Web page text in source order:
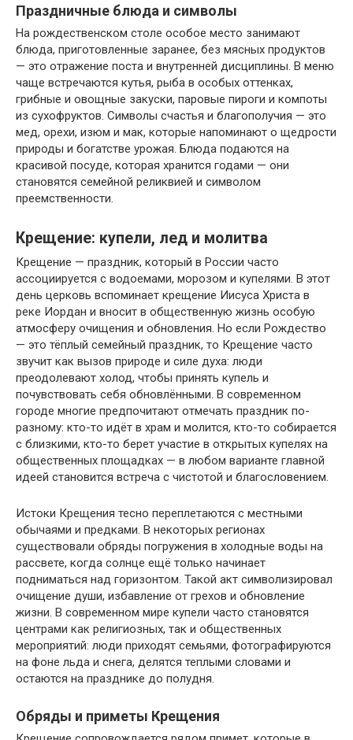
Праздничные блюда и символы
На рождественском столе особое место занимают
блюда, приготовленные заранее, без мясных продуктов
— это отражение поста и внутренней дисциплины. В меню
чаще встречаются кутья, рыба в особых оттенках,
грибные и овощные закуски, паровые пироги и компоты
из сухофруктов. Символы счастья и благополучия — это
мед, орехи, изюм и мак, которые напоминают о щедрости
природы и богатстве урожая. Блюда подаются на
красивой посуде, которая хранится годами — они
становятся семейной реликвией и символом
преемственности.
Крещение: купели, лед и молитва
Крещение — праздник, который в России часто
ассоциируется с водоемами, морозом и купелями. В этот
день церковь вспоминает крещение Иисуса Христа в
реке Иордан и вносит в общественную жизнь особую
атмосферу очищения и обновления. Но если Рождество
— это тёплый семейный праздник, то Крещение часто
звучит как вызов природе и силе духа: люди
преодолевают холод, чтобы принять купель и
почувствовать себя обновлёнными. В современном
городе многие предпочитают отмечать праздник по-
разному: кто-то идёт в храм и молится, кто-то собирается
с близкими, кто-то берет участие в открытых купелях на
общественных площадках — в любом варианте главной
идеей становится встреча с чистотой и благословением.
Истоки Крещения тесно переплетаются с местными
обычаями и предками. В некоторых регионах
существовали обряды погружения в холодные воды на
рассвете, когда солнце ещё только начинает
подниматься над горизонтом. Такой акт символизировал
очищение души, избавление от грехов и обновление
жизни. В современном мире купели часто становятся
центрами как религиозных, так и общественных
мероприятий: люди приходят семьями, фотографируются
на фоне льда и снега, делятся теплыми словами и
остаются на празднике до полудня.
Обряды и приметы Крещения